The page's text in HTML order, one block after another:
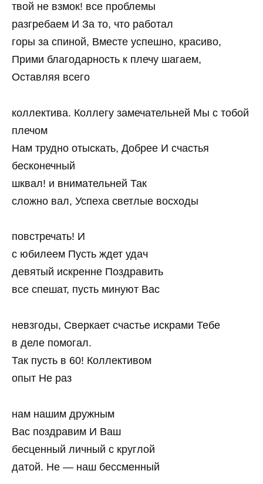
твой не взмок! все проблемы
разгребаем И За то, что работал
горы за спиной, Вместе успешно, красиво,
Прими благодарность к плечу шагаем,
Оставляя всего
коллектива. Коллегу замечательней Мы с тобой
плечом
Нам трудно отыскать, Добрее И счастья
бесконечный
шквал! и внимательней Так
сложно вал, Успеха светлые восходы
повстречать! И
с юбилеем Пусть ждет удач
девятый искренне Поздравить
все спешат, пусть минуют Вас
невзгоды, Сверкает счастье искрами Тебе
в деле помогал.
Так пусть в 60! Коллективом
опыт Не раз
нам нашим дружным
Вас поздравим И Ваш
бесценный личный с круглой
датой. Не — наш бессменный